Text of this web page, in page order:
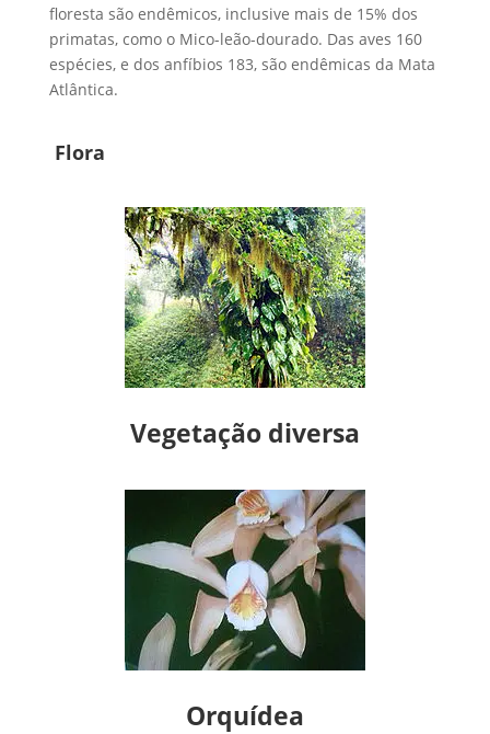
floresta são endêmicos, inclusive mais de 15% dos
primatas, como o Mico-leão-dourado. Das aves 160
espécies, e dos anfíbios 183, são endêmicas da Mata
Atlântica.
Flora
Vegetação diversa
Orquídea